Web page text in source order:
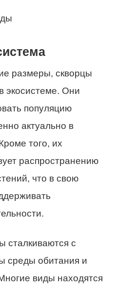
размеры, скворцы
экосистеме. Они
популяцию
актуально в
того, их
распространению
что в свою
сталкиваются с
среды обитания и
виды находятся